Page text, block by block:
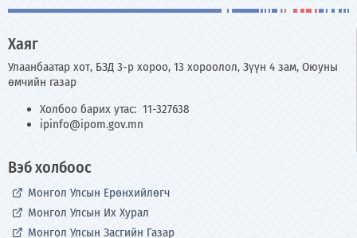
Хаяг
Улаанбаатар хот, БЗД 3-р хороо, 13 хороолол, Зүүн 4 зам, Оюуны
өмчийн газар
Холбоо барих утас: 11-327638
ipinfo@ipom.gov.mn
Вэб холбоос
Монгол Улсын Ерөнхийлөгч
Монгол Улсын Их Хурал
Монгол Улсын Засгийн Газар